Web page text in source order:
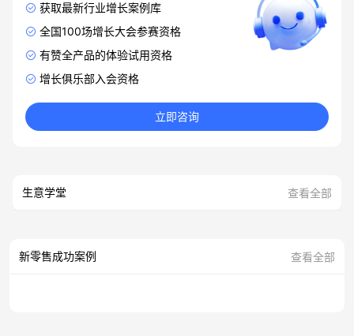
获取最新行业增长案例库
全国100场增长大会参赛资格
有赞全产品的体验试用资格
增长俱乐部入会资格
立即咨询
生意学堂 查看全部
新零售成功案例 查看全部